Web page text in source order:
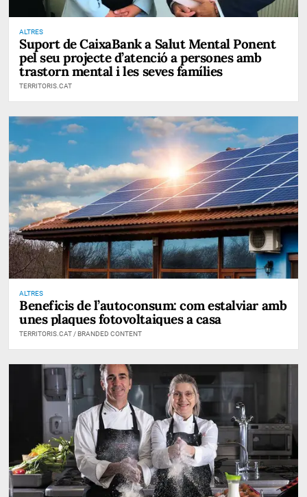
ALTRES
Suport de CaixaBank a Salut Mental Ponent
pel seu projecte d’atenció a persones amb
trastorn mental i les seves famílies
TERRITORIS.CAT
ALTRES
Beneficis de l’autoconsum: com estalviar amb
unes plaques fotovoltaiques a casa
TERRITORIS.CAT / BRANDED CONTENT